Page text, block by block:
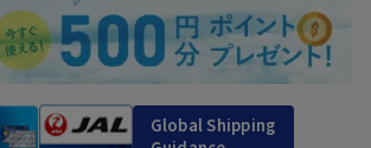
Global Shipping